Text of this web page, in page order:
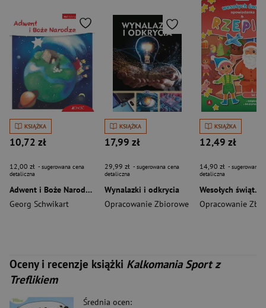
KSIĄŻKA
10,72 zł
12,00 zł - sugerowana cena
detaliczna
Adwent i Boże Narodzenie
Georg Schwikart
KSIĄŻKA
17,99 zł
29,99 zł - sugerowana cena
detaliczna
Wynalazki i odkrycia
Opracowanie Zbiorowe
KSIĄŻKA
12,49 zł
14,90 zł - sugerowana
detaliczna
Opracowanie
Oceny i recenzje książki Kalkomania Sport z
Treflikiem
Średnia ocen: